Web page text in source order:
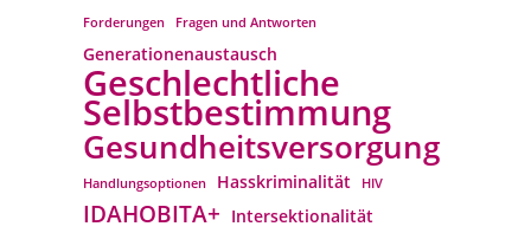
Forderungen Fragen und Antworten
Generationenaustausch
Geschlechtliche
Selbstbestimmung
Gesundheitsversorgung
Handlungsoptionen Hasskriminalität HIV
IDAHOBITA+ Intersektionalität